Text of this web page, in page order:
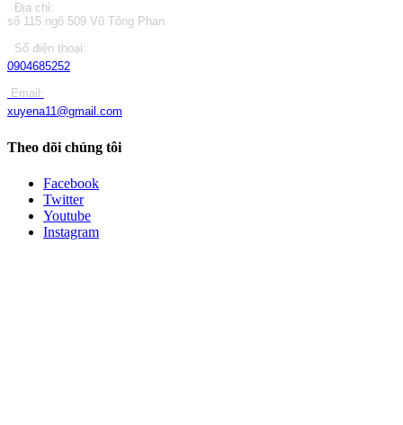
Địa chỉ:
số 115 ngõ 509 Vũ Tông Phan
Số điện thoại:
0904685252
Email:
xuyena11@gmail.com
Theo dõi chúng tôi
Facebook
Twitter
Youtube
Instagram